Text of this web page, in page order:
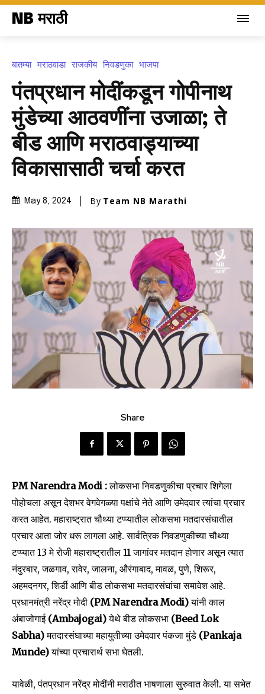
NB मराठी
बातम्या मराठवाडा राजकीय निवडणुका भाजपा
पंतप्रधान मोदींकडून गोपीनाथ
मुंडेच्या आठवणींना उजाळा; ते
बीड आणि मराठवाड्याच्या
विकासासाठी चर्चा करत
May 8, 2024 By Team NB Marathi
Share
PM Narendra Modi :लोकसभा निवडणुकीचा प्रचार शिगेला
पोहोचला असून देशभर वेगवेगळ्या पक्षांचे नेते आणि उमेदवार त्यांचा प्रचार
करत आहेत. महाराष्ट्रात चौथ्या टप्प्यातील लोकसभा मतदारसंघातील
प्रचार आता जोर धरू लागला आहे. सार्वत्रिक निवडणुकीच्या चौथ्या
टप्प्यात 13 मे रोजी महाराष्ट्रातील 11 जागांवर मतदान होणार असून त्यात
नंदुरबार, जळगाव, रावेर, जालना, औरंगाबाद, मावळ, पुणे, शिरूर,
अहमदनगर, शिर्डी आणि बीड लोकसभा मतदारसंघांचा समावेश आहे.
प्रधानमंत्री नरेंद्र मोदी (PM Narendra Modi)यांनी काल
अंबाजोगाई(Ambajogai)येथे बीड लोकसभा (Beed Lok
Sabha)मतदारसंघाच्या महायुतीच्या उमेदवार पंकजा मुंडे (Pankaja
Munde)यांच्या प्रचारार्थ सभा घेतली.
यावेळी, पंतप्रधान नरेंद्र मोदींनी मराठीत भाषणाला सुरुवात केली. या सभेत